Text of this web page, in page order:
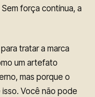
força contínua, a
tratar a marca
um artefato
mas porque o
Você não pode